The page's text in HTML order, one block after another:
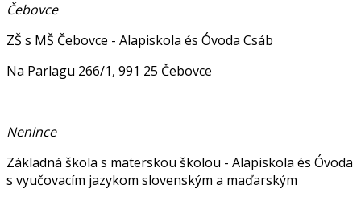
Čebovce
ZŠ s MŠ Čebovce - Alapiskola és Óvoda Csáb
Na Parlagu 266/1, 991 25 Čebovce
Nenince
Základná škola s materskou školou - Alapiskola és Óvoda
s vyučovacím jazykom slovenským a maďarským